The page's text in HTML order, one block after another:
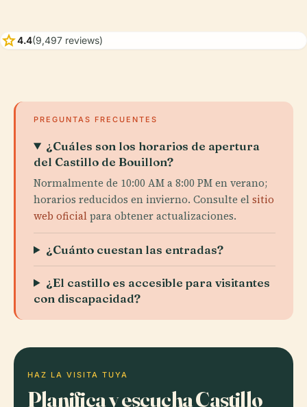
star4.4(9,497 reviews)
PREGUNTAS FRECUENTES
¿Cuáles son los horarios de apertura
del Castillo de Bouillon?
Normalmente de 10:00 AM a 8:00 PM en verano;
horarios reducidos en invierno. Consulte elsitio
web oficialpara obtener actualizaciones.
¿Cuánto cuestan las entradas?
¿El castillo es accesible para visitantes
con discapacidad?
HAZ LA VISITA TUYA
Planifica y escucha Castillo